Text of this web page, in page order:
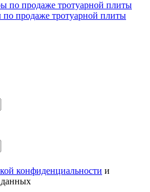
по продаже тротуарной плиты
конфиденциальности и
данных